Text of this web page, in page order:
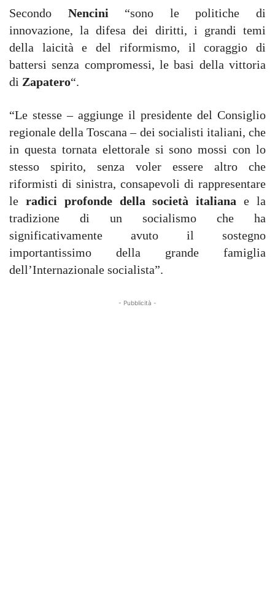
Secondo Nencini “sono le politiche di
innovazione, la difesa dei diritti, i grandi temi
della laicità e del riformismo, il coraggio di
battersi senza compromessi, le basi della vittoria
di Zapatero“.
“Le stesse – aggiunge il presidente del Consiglio
regionale della Toscana – dei socialisti italiani, che
in questa tornata elettorale si sono mossi con lo
stesso spirito, senza voler essere altro che
riformisti di sinistra, consapevoli di rappresentare
le radici profonde della società italiana e la
tradizione di un socialismo che ha
significativamente avuto il sostegno
importantissimo della grande famiglia
dell’Internazionale socialista”.
- Pubblicità -